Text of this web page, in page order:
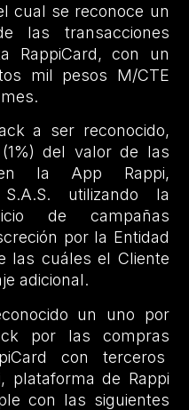
cual se reconoce un
las transacciones
RappiCard, con un
mil pesos M/CTE
a ser reconocido,
del valor de las
en la App Rappi,
utilizando la
de campañas
por la Entidad
las cuáles el Cliente
adicional.
un uno por
por las compras
con terceros
plataforma de Rappi
con las siguientes